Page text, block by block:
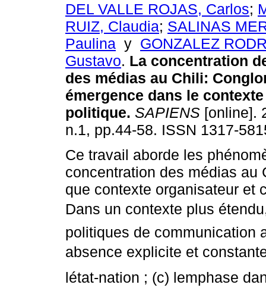
DEL VALLE ROJAS, Carlos;
RUIZ, Claudia; SALINAS
Paulina y GONZALEZ
Gustavo. La concentration
des médias au Chili:
émergence dans le
politique. SAPIENS [online].
n.1, pp.44-58. ISSN 1317-
Ce travail aborde les
concentration des médias au
que contexte organisateur et
Dans un contexte plus
politiques de communication
absence explicite et
létat-nation ; (c) lemphase